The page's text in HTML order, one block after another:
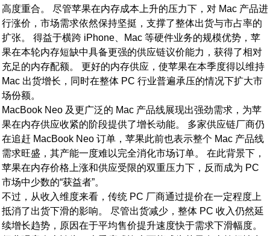
高度重合。 尽管苹果在内存成本上升的压力下，对 Mac 产品进
行涨价，市场需求依然保持坚挺，支撑了整体出货与市占率的
扩张。 得益于横跨 iPhone、Mac 等硬件业务的规模优势，苹
果在本轮内存短缺中具备更强的供应链议价能力，获得了相对
充足的内存配额。 更好的内存供应，使苹果在本季度得以维持
Mac 出货增长，同时在整体 PC 行业普遍承压的情况下扩大市
场份额。
MacBook Neo 及更广泛的 Mac 产品线展现出强劲需求，为苹
果在内存供应收紧的阶段提供了增长动能。 多家供应链厂商仍
在追赶 MacBook Neo 订单，苹果此前也表示整个 Mac 产品线
需求旺盛，其产能一度难以完全消化市场订单。 在此背景下，
苹果在内存价格上涨和供应受限的双重压力下，反而成为 PC
市场中少数的“获益者”。
不过，从收入维度来看，传统 PC 厂商通过提价在一定程度上
抵消了出货下滑的影响。 尽管出货减少，整体 PC 收入仍然延
续增长趋势，原因在于平均售价提升速度快于需求下滑幅度。